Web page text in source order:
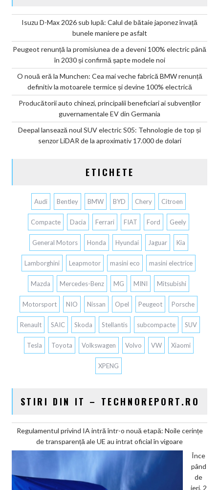
Isuzu D-Max 2026 sub lupă: Calul de bătaie japonez învață
bunele maniere pe asfalt
Peugeot renunță la promisiunea de a deveni 100% electric până
în 2030 și confirmă șapte modele noi
O nouă eră la Munchen: Cea mai veche fabrică BMW renunță
definitiv la motoarele termice și devine 100% electrică
Producătorii auto chinezi, principalii beneficiari ai subvenților
guvernamentale EV din Germania
Deepal lansează noul SUV electric S05: Tehnologie de top și
senzor LiDAR de la aproximativ 17.000 de dolari
ETICHETE
Audi Bentley BMW BYD Chery Citroen
Compacte Dacia Ferrari FIAT Ford Geely
General Motors Honda Hyundai Jaguar Kia
Lamborghini Leapmotor masini eco masini electrice
Mazda Mercedes-Benz MG MINI Mitsubishi
Motorsport NIO Nissan Opel Peugeot Porsche
Renault SAIC Skoda Stellantis subcompacte SUV
Tesla Toyota Volkswagen Volvo VW Xiaomi
XPENG
STIRI DIN IT – TECHNOREPORT.RO
Regulamentul privind IA intră într-o nouă etapă: Noile cerințe
de transparență ale UE au intrat oficial în vigoare
Înce
pând
de
ieri, 2